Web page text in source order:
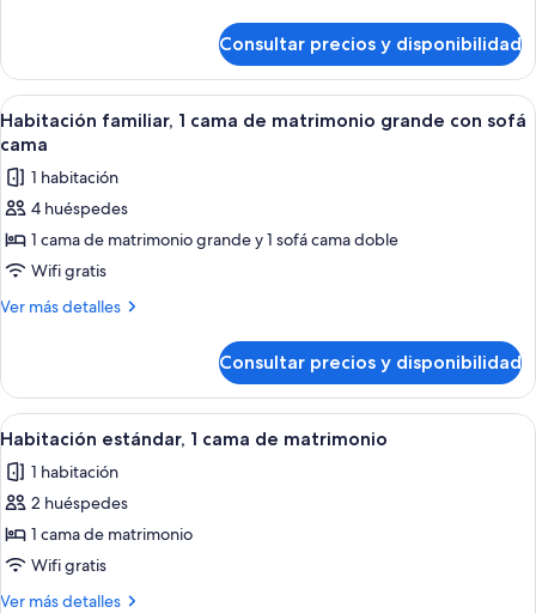
de
matrimonio
grande
familiar,
cama
de
grande
Consultar precios y disponibilidad
Abrir
todas
las
fotos
de
Habitación
familiar,
1
matrimonio
grande
con
sofá
cama
Una habitación de hotel moderna
9
Habitación familiar, 1 cama de matrimonio grande con sofá
cama
1 habitación
4 huéspedes
1 cama de matrimonio grande y 1 sofá cama doble
Wifi gratis
Ver más detalles
Más
familiar,
cama
matrimonio
grande
sofá
cama
Consultar precios y disponibilidad
Abrir
todas
las
fotos
de
Habitación
estándar,
Habitación de hotel moderna con
7
Habitación estándar, 1 cama de matrimonio
1 habitación
2 huéspedes
1 cama de matrimonio
Wifi gratis
Ver más detalles
Más